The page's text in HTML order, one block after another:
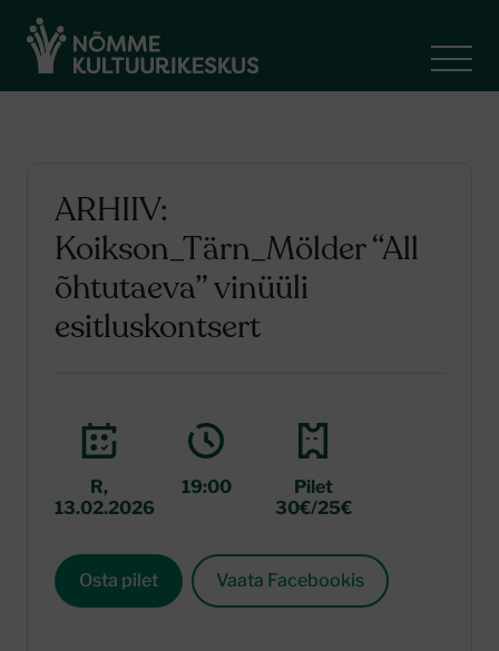
ARHIIV:
Koikson_Tärn_Mölder “All
õhtutaeva” vinüüli
esitluskontsert
R,
13.02.2026
19:00
Pilet
30€/25€
Osta pilet Vaata Facebookis